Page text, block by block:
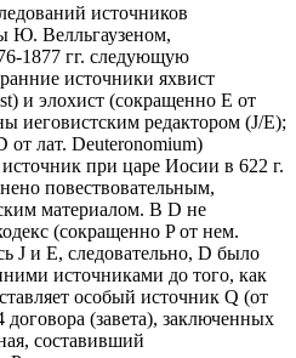
источников
Ю. Велльгаузеном,
1877 гг. следующую
источники яхвист
и элохист (сокращенно E от
иеговистским редактором (J/E);
от лат. Deuteronomium)
при царе Иосии в 622 г.
повествовательным,
материалом. В D не
(сокращенно P от нем.
J и E, следовательно, D было
источниками до того, как
особый источник Q (от
(завета), заключенных
составивший